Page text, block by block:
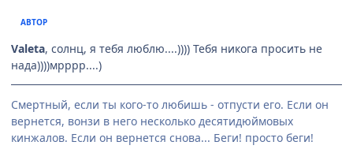
АВТОР
Valeta, солнц, я тебя люблю....)))) Тебя никога просить не
нада))))мрррр....)
Смертный, если ты кого-то любишь - отпусти его. Если он
вернется, вонзи в него несколько десятидюймовых
кинжалов. Если он вернется снова... Беги! просто беги!